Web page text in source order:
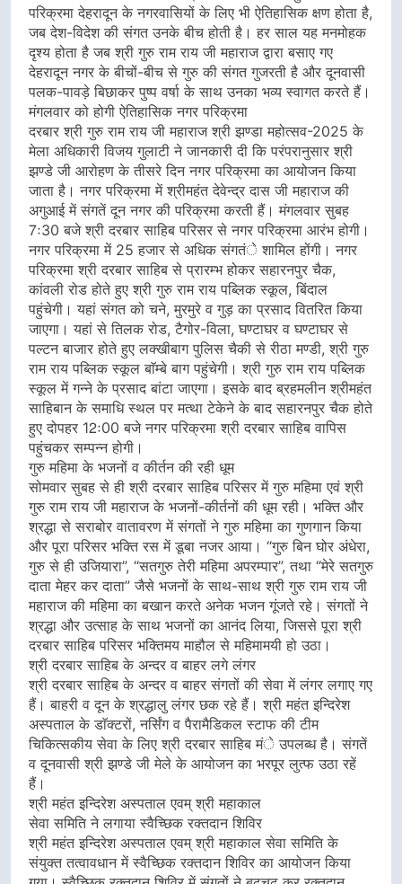
परिक्रमा देहरादून के नगरवासियों के लिए भी ऐतिहासिक क्षण होता है,
जब देश-विदेश की संगत उनके बीच होती है। हर साल यह मनमोहक
दृश्य होता है जब श्री गुरु राम राय जी महाराज द्वारा बसाए गए
देहरादून नगर के बीचों-बीच से गुरु की संगत गुजरती है और दूनवासी
पलक-पावड़े बिछाकर पुष्प वर्षा के साथ उनका भव्य स्वागत करते हैं।
मंगलवार को होगी ऐतिहासिक नगर परिक्रमा
दरबार श्री गुरु राम राय जी महाराज श्री झण्डा महोत्सव-2025 के
मेला अधिकारी विजय गुलाटी ने जानकारी दी कि परंपरानुसार श्री
झण्डे जी आरोहण के तीसरे दिन नगर परिक्रमा का आयोजन किया
जाता है। नगर परिक्रमा में श्रीमहंत देवेन्द्र दास जी महाराज की
अगुआई में संगतें दून नगर की परिक्रमा करती हैं। मंगलवार सुबह
7ः30 बजे श्री दरबार साहिब परिसर से नगर परिक्रमा आरंभ होगी।
नगर परिक्रमा में 25 हजार से अधिक संगतंे शामिल होंगी। नगर
परिक्रमा श्री दरबार साहिब से प्रारम्भ होकर सहारनपुर चैक,
कांवली रोड होते हुए श्री गुरु राम राय पब्लिक स्कूल, बिंदाल
पहुंचेगी। यहां संगत को चने, मुरमुरे व गुड़ का प्रसाद वितरित किया
जाएगा। यहां से तिलक रोड, टैगोर-विला, घण्टाघर व घण्टाघर से
पल्टन बाजार होते हुए लक्खीबाग पुलिस चैकी से रीठा मण्डी, श्री गुरु
राम राय पब्लिक स्कूल बाॅम्बे बाग पहुंचेगी। श्री गुरु राम राय पब्लिक
स्कूल में गन्ने के प्रसाद बांटा जाएगा। इसके बाद ब्रहमलीन श्रीमहंत
साहिबान के समाधि स्थल पर मत्था टेकेने के बाद सहारनपुर चैक होते
हुए दोपहर 12ः00 बजे नगर परिक्रमा श्री दरबार साहिब वापिस
पहुंचकर सम्पन्न होगी।
गुरु महिमा के भजनों व कीर्तन की रही धूम
सोमवार सुबह से ही श्री दरबार साहिब परिसर में गुरु महिमा एवं श्री
गुरु राम राय जी महाराज के भजनों-कीर्तनों की धूम रही। भक्ति और
श्रद्धा से सराबोर वातावरण में संगतों ने गुरु महिमा का गुणगान किया
और पूरा परिसर भक्ति रस में डूबा नजर आया। “गुरु बिन घोर अंधेरा,
गुरु से ही उजियारा”, “सतगुरु तेरी महिमा अपरम्पार”, तथा “मेरे सतगुरु
दाता मेहर कर दाता” जैसे भजनों के साथ-साथ श्री गुरु राम राय जी
महाराज की महिमा का बखान करते अनेक भजन गूंजते रहे। संगतों ने
श्रद्धा और उत्साह के साथ भजनों का आनंद लिया, जिससे पूरा श्री
दरबार साहिब परिसर भक्तिमय माहौल से महिमामयी हो उठा।
श्री दरबार साहिब के अन्दर व बाहर लगे लंगर
श्री दरबार साहिब के अन्दर व बाहर संगतों की सेवा में लंगर लगाए गए
हैं। बाहरी व दून के श्रद्धालु लंगर छक रहे हैं। श्री महंत इन्दिरेश
अस्पताल के डाॅक्टरों, नर्सिंग व पैरामैडिकल स्टाफ की टीम
चिकित्सकीय सेवा के लिए श्री दरबार साहिब मंे उपलब्ध है। संगतें
व दूनवासी श्री झण्डे जी मेले के आयोजन का भरपूर लुत्फ उठा रहें
हैं।
श्री महंत इन्दिरेश अस्पताल एवम् श्री महाकाल
सेवा समिति ने लगाया स्वैच्छिक रक्तदान शिविर
श्री महंत इन्दिरेश अस्पताल एवम् श्री महाकाल सेवा समिति के
संयुक्त तत्वावधान में स्वैच्छिक रक्तदान शिविर का आयोजन किया